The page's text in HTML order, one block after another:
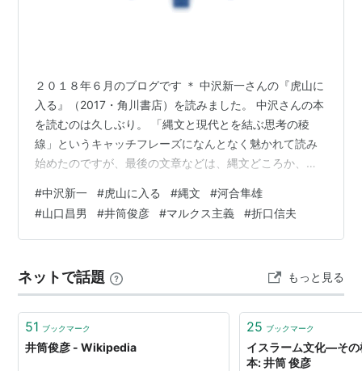
ュルレシト・イブラヒム老。さらにはそこを身一
「韃靼人」との運命的、実存的な出会いが井筒俊
彦を真のイスラーム研究者としたのである。そし
て彼らに全面的な保護と援助を与えていたのが
「大東亜共栄圏」のイデオローグ・大川周明であ
った。井筒はなんら隠すことなく司馬に語ってい
る。「大川周明が私に近づいて来て、私自身も彼
に興味をもったのは、彼がイスラームに対して本
当に主体的に興味を持った人だったからなんで
ラームをやらなきゃ話にならない、その便宜をは
かるために自分は何でもすると、私にいっていま
した。」井筒もまた、アジアを変革するという
「大東亜共栄圏」構想に含まれる「正」のアジア
２０１８年６月のブログです ＊ 中沢新一さんの『虎山に
入る』（2017・角川書店）を読みました。 中沢さんの本
を読むのは久しぶり。 「縄文と現代とを結ぶ思考の稜
線」というキャッチフレーズになんとなく魅かれて読み
始めたのですが、最後の文章などは、縄文どころか、ホ
しく壮大なものでした。 主な内容は、河合隼雄さん（臨
床心理学）や山口昌男さん（文化人類学）への追悼の文
章や折口信夫さん（民俗学）や井筒俊彦さん（宗教哲
の追悼文を読むと、お二人の絆の深さがうかがわれて、
涙が出そうになって困りました（お二人の本…
#中沢新一 #虎山に入る #縄文 #河合隼雄
#山口昌男 #井筒俊彦 #マルクス主義 #折口信夫
ネットで話題 もっと見る
51 ブックマーク
井筒俊彦 - Wikipedia
25 ブックマーク
イスラーム文化―そ
本: 井筒 俊彦